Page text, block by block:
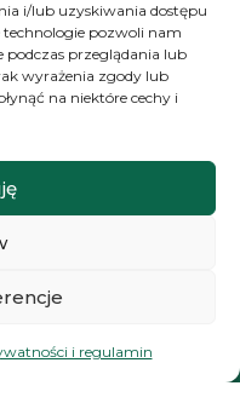
i/lub uzyskiwania dostępu
pozwoli nam
podczas przeglądania lub
wyrażenia zgody lub
na niektóre cechy i
i regulamin